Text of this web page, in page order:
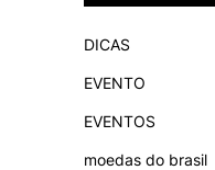
DICAS
EVENTO
EVENTOS
moedas do brasil